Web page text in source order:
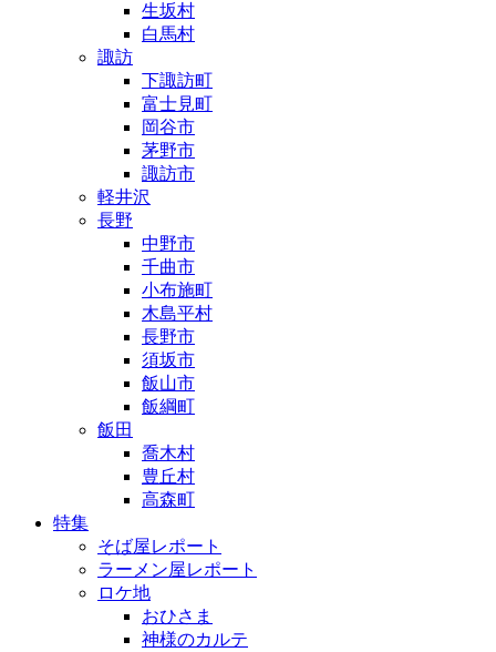
生坂村
白馬村
諏訪
下諏訪町
富士見町
岡谷市
茅野市
諏訪市
軽井沢
長野
中野市
千曲市
小布施町
木島平村
長野市
須坂市
飯山市
飯綱町
飯田
喬木村
豊丘村
高森町
特集
そば屋レポート
ラーメン屋レポート
ロケ地
おひさま
神様のカルテ